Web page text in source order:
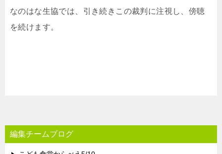
なのはな生協では、引き続きこの裁判に注視し、傍聴
を続けます。
編集チームブログ